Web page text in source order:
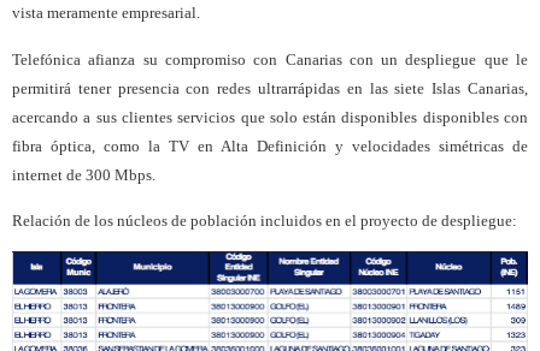
vista meramente empresarial.
Telefónica afianza su compromiso con Canarias con un despliegue que le
permitirá tener presencia con redes ultrarrápidas en las siete Islas Canarias,
acercando a sus clientes servicios que solo están disponibles disponibles con
fibra óptica, como la TV en Alta Definición y velocidades simétricas de
internet de 300 Mbps.
Relación de los núcleos de población incluidos en el proyecto de despliegue: